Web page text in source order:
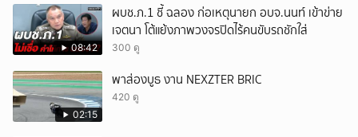
08:42
ผบช.ภ.1 ชี้ ฉลอง ก่อเหตุนายก อบจ.นนท์ เข้าข่าย
เจตนา โต้แย้งภาพวงจรปิดไร้คนขับรถชักใส่
300 ดู
02:15
พาส่องบูธ งาน NEXZTER BRIC
420 ดู